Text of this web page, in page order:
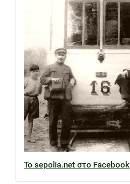
Το sepolia.net στο Facebook